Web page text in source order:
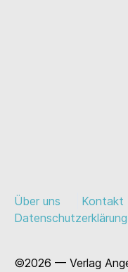
Über uns Kontakt
Datenschutzerklärung
©2026 — Verlag